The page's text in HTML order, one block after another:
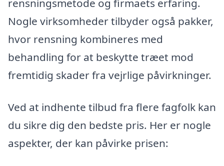
rensningsmetode og firmaets erfaring.
Nogle virksomheder tilbyder også pakker,
hvor rensning kombineres med
behandling for at beskytte træet mod
fremtidig skader fra vejrlige påvirkninger.
Ved at indhente tilbud fra flere fagfolk kan
du sikre dig den bedste pris. Her er nogle
aspekter, der kan påvirke prisen: